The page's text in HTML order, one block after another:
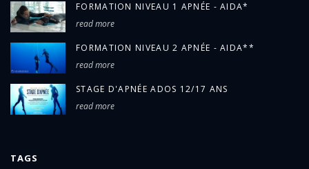
FORMATION NIVEAU 1 APNÉE - AIDA*
read more
FORMATION NIVEAU 2 APNÉE - AIDA**
read more
STAGE D'APNÉE ADOS 12/17 ANS
read more
TAGS